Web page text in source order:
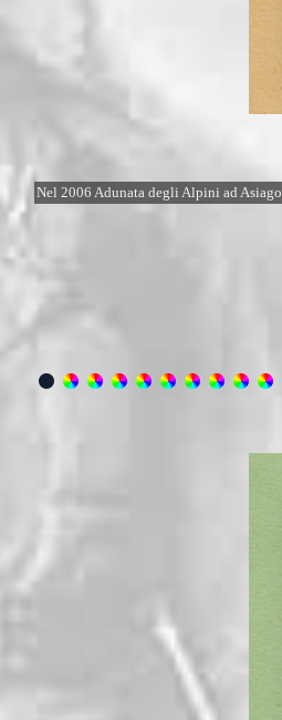
Nel 2006 Adunata degli Alpini ad Asiago